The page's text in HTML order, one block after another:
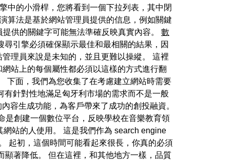
中的小滑桿，您將看到一個下拉列表，其中閉
算法是基於網站管理員提供的信息，例如關鍵
供的關鍵字可能無法準確反映真實內容。 數
引擎必須確保顯示最佳和最相關的結果，因
理員來說是未知的，並且更難以操縱。 這裡
站上的每個屬性都必須以這樣的方式進行翻
下面，我們為您收集了在考慮建立網站時需要
針對性地滿足匈牙利市場的需求而不是一般
容生成功能，為客戶帶來了成功的創投融資。
是創建一個數位平台，反映學校在音樂教育領
站的人使用。 這是我們作為 search engine
起初，這個時間可能看起來很長，你真的必須
著降低。 但在這裡，和其他地方一樣，品質